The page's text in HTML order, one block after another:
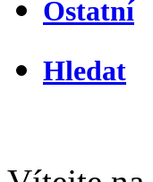
Ostatní
Hledat